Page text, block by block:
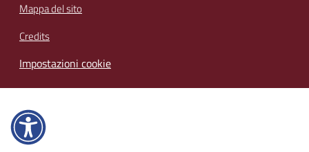
Mappa del sito
Credits
Impostazioni cookie